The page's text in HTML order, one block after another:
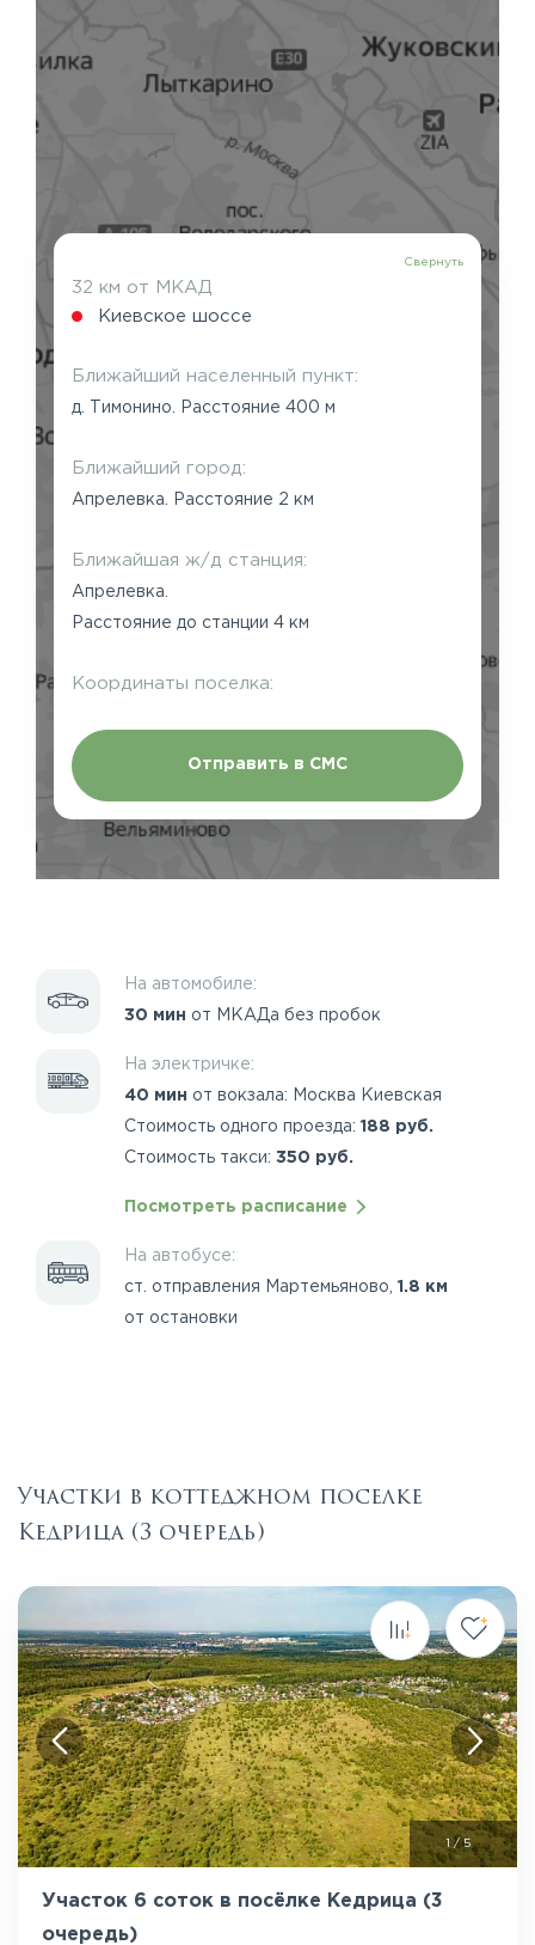
Свернуть
32 км от МКАД
Киевское шоссе
Ближайший населенный пункт:
д. Тимонино. Расстояние 400 м
Ближайший город:
Апрелевка. Расстояние 2 км
Ближайшая ж/д станция:
Апрелевка.
Расстояние до станции 4 км
Координаты поселка:
Отправить в СМС
На автомобиле:
30 мин от МКАДа без пробок
На электричке:
40 мин от вокзала: Москва Киевская
Стоимость одного проезда: 188 руб.
Стоимость такси: 350 руб.
Посмотреть расписание
На автобусе:
ст. отправления Мартемьяново, 1.8 км
от остановки
Участки в коттеджном поселке
Кедрица (3 очередь)
/5
Участок 6 соток в посёлке Кедрица (3
очередь)